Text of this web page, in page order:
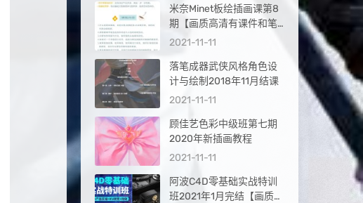
米奈Minet板绘插画课第8
期【画质高清有课件和笔
刷】
2021-11-11
落笔成器武侠风格角色设
计与绘制2018年11月结课
2021-11-11
顾佳艺色彩中级班第七期
2020年新插画教程
2021-11-11
阿波C4D零基础实战特训
班2021年1月完结【画质高